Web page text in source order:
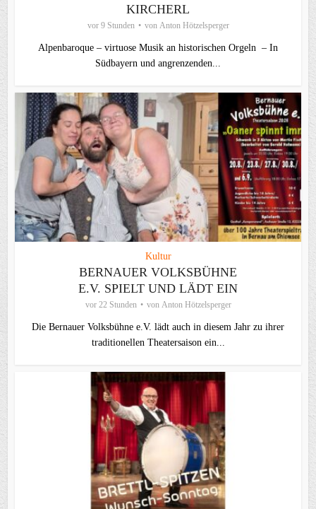
KIRCHERL
vor 9 Stunden von Anton Hötzelsperger
Alpenbaroque – virtuose Musik an historischen Orgeln – In
Südbayern und angrenzenden...
Kultur
BERNAUER VOLKSBÜHNE
E.V. SPIELT UND LÄDT EIN
vor 22 Stunden von Anton Hötzelsperger
Die Bernauer Volksbühne e.V. lädt auch in diesem Jahr zu ihrer
traditionellen Theater­saison ein...